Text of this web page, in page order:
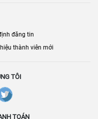
đăng tin
thành viên mới
TÔI
TOÁN